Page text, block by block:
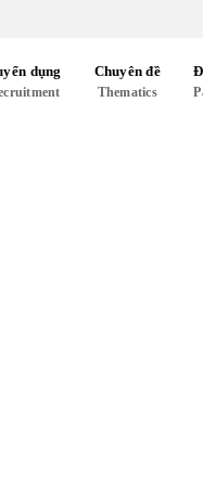
dụng Chuyên đề
Thematics